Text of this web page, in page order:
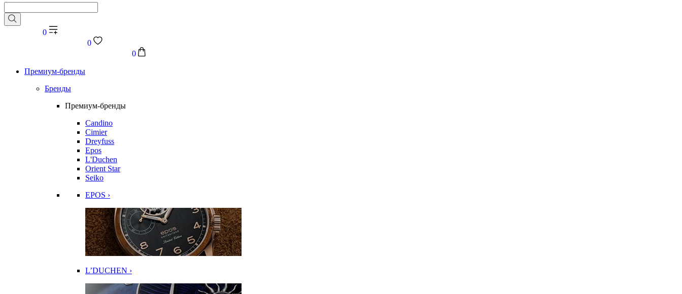
0
0
0
Премиум-бренды
Бренды
Премиум-бренды
Candino
Cimier
Dreyfuss
Epos
L'Duchen
Orient Star
Seiko
EPOS ›
L’DUCHEN ›